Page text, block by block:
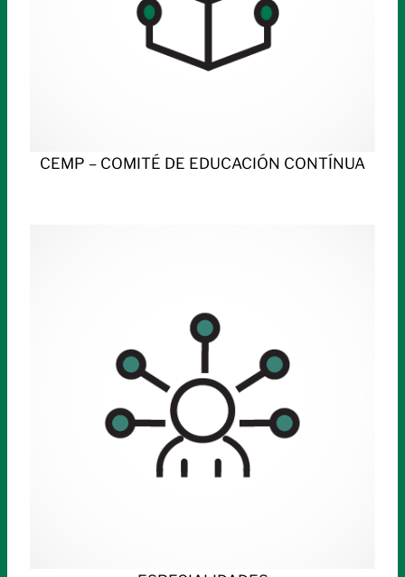
CEMP – COMITÉ DE EDUCACIÓN CONTÍNUA